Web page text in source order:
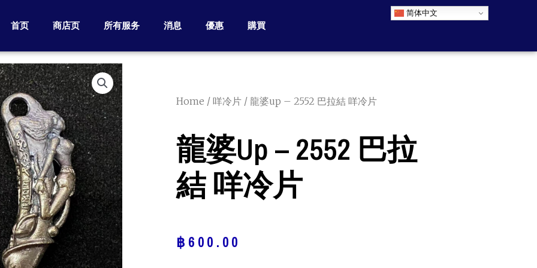
首页 商店页 所有服务 消息 優惠 購買
简体中文
Home / 咩冷片 / 龍婆up – 2552 巴拉結 咩冷片
龍婆up – 2552 巴拉
結 咩冷片
฿ 600.00